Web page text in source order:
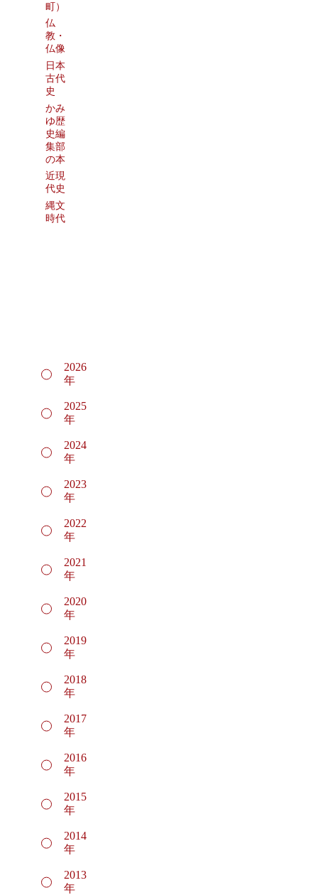
町）
仏
教・
仏像
日本
古代
史
かみ
ゆ歴
史編
集部
の本
近現
代史
縄文
時代
2026
年
2025
年
2024
年
2023
年
2022
年
2021
年
2020
年
2019
年
2018
年
2017
年
2016
年
2015
年
2014
年
2013
年